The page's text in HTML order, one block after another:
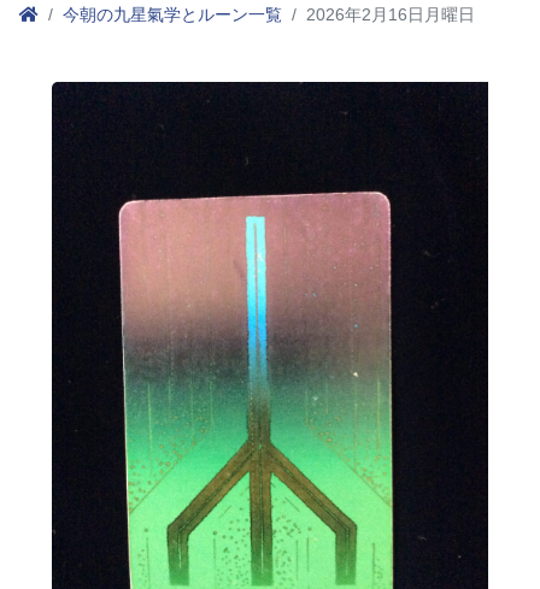
今朝の九星氣学とルーン一覧 2026年2月16日月曜日